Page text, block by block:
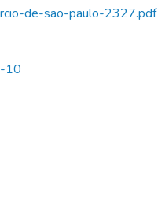
de-sao-paulo-2327.pdf
10